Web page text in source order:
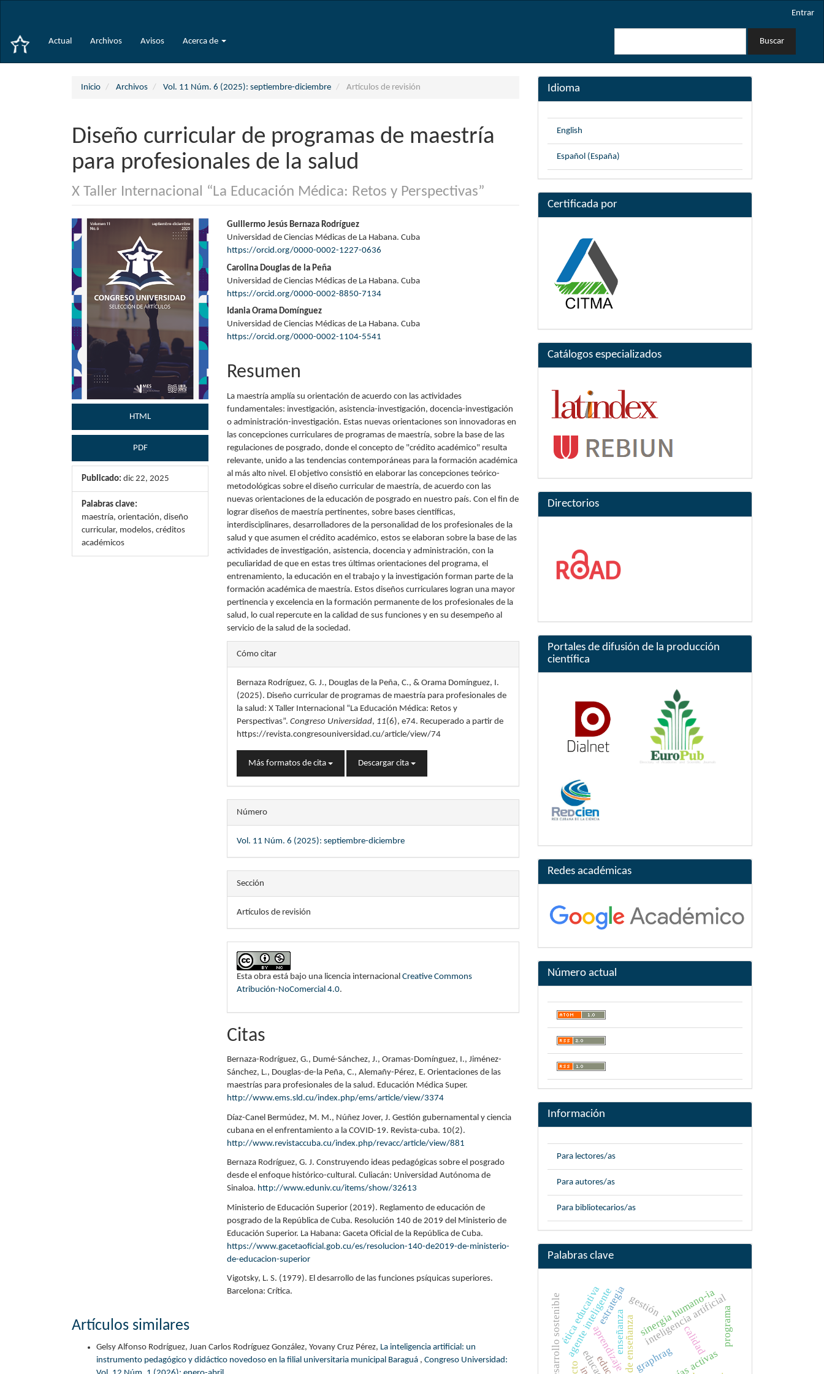
principal
Entrar
Actual Archivos Avisos Acerca de Buscar
Inicio Archivos Vol. 11 Núm. 6 (2025): septiembre-diciembre Artículos de revisión
Diseño curricular de programas de maestría
para profesionales de la salud
X Taller Internacional “La Educación Médica: Retos y Perspectivas”
Barra
lateral
del
artículo
HTML
PDF
Publicado: dic 22, 2025
Palabras clave:
maestría, orientación, diseño
curricular, modelos, créditos
académicos
Contenido
principal
del
artículo
Guillermo Jesús Bernaza Rodríguez
Universidad de Ciencias Médicas de La Habana. Cuba
https://orcid.org/0000-0002-1227-0636
Carolina Douglas de la Peña
Universidad de Ciencias Médicas de La Habana. Cuba
https://orcid.org/0000-0002-8850-7134
Idania Orama Domínguez
Universidad de Ciencias Médicas de La Habana. Cuba
https://orcid.org/0000-0002-1104-5541
Resumen
La maestría amplía su orientación de acuerdo con las actividades
fundamentales: investigación, asistencia-investigación, docencia-investigación
o administración-investigación. Estas nuevas orientaciones son innovadoras en
las concepciones curriculares de programas de maestría, sobre la base de las
regulaciones de posgrado, donde el concepto de "crédito académico" resulta
relevante, unido a las tendencias contemporáneas para la formación académica
al más alto nivel. El objetivo consistió en elaborar las concepciones teórico-
metodológicas sobre el diseño curricular de maestría, de acuerdo con las
nuevas orientaciones de la educación de posgrado en nuestro país. Con el fin de
lograr diseños de maestría pertinentes, sobre bases científicas,
interdisciplinares, desarrolladores de la personalidad de los profesionales de la
salud y que asumen el crédito académico, estos se elaboran sobre la base de las
actividades de investigación, asistencia, docencia y administración, con la
peculiaridad de que en estas tres últimas orientaciones del programa, el
entrenamiento, la educación en el trabajo y la investigación forman parte de la
formación académica de maestría. Estos diseños curriculares logran una mayor
pertinencia y excelencia en la formación permanente de los profesionales de la
salud, lo cual repercute en la calidad de sus funciones y en su desempeño al
servicio de la salud de la sociedad.
Detalles
del
artículo
Cómo citar
Bernaza Rodríguez, G. J., Douglas de la Peña, C., & Orama Domínguez, I.
(2025). Diseño curricular de programas de maestría para profesionales de
la salud: X Taller Internacional “La Educación Médica: Retos y
Perspectivas”.Congreso Universidad, 11(6), e74. Recuperado a partir de
https://revista.congresouniversidad.cu/article/view/74
Más formatos de cita Descargar cita
Número
Vol. 11 Núm. 6 (2025): septiembre-diciembre
Sección
Artículos de revisión
Esta obra está bajo una licencia internacionalCreative Commons
Atribución-NoComercial 4.0.
Citas
Bernaza-Rodríguez, G., Dumé-Sánchez, J., Oramas-Domínguez, I., Jiménez-
Sánchez, L., Douglas-de-la Peña, C., Alemañy-Pérez, E. Orientaciones de las
maestrías para profesionales de la salud. Educación Médica Super.
http://www.ems.sld.cu/index.php/ems/article/view/3374
Díaz-Canel Bermúdez, M. M., Núñez Jover, J. Gestión gubernamental y ciencia
cubana en el enfrentamiento a la COVID-19. Revista-cuba. 10(2).
http://www.revistaccuba.cu/index.php/revacc/article/view/881
Bernaza Rodríguez, G. J. Construyendo ideas pedagógicas sobre el posgrado
desde el enfoque histórico-cultural. Culiacán: Universidad Autónoma de
Sinaloa. http://www.eduniv.cu/items/show/32613
Ministerio de Educación Superior (2019). Reglamento de educación de
posgrado de la República de Cuba. Resolución 140 de 2019 del Ministerio de
Educación Superior. La Habana: Gaceta Oficial de la República de Cuba.
https://www.gacetaoficial.gob.cu/es/resolucion-140-de2019-de-ministerio-
de-educacion-superior
Vigotsky, L. S. (1979). El desarrollo de las funciones psíquicas superiores.
Barcelona: Crítica.
Artículos similares
Gelsy Alfonso Rodríguez, Juan Carlos Rodríguez González, Yovany Cruz Pérez, La inteligencia artificial: un
instrumento pedagógico y didáctico novedoso en la filial universitaria municipal Baraguá , Congreso Universidad:
Idioma
English
Español (España)
Certificada por
Catálogos especializados
Directorios
Portales de difusión de la producción
científica
Redes académicas
Número actual
Información
Para lectores/as
Para autores/as
Para bibliotecarios/as
Palabras clave
aprendizaje
inteligencia artificial
agente inteligente
graphrag
sinergia humano-ia
calidad
ética educativaestrategia
desarrollo sostenible enseñanza
gestión programa